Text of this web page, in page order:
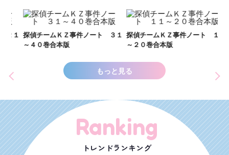
探偵チームＫＺ事件ノート ３１
～４０巻合本版
探偵チームＫＺ事件ノート １１
～２０巻合本版
もっと見る
Ranking
トレンドランキング